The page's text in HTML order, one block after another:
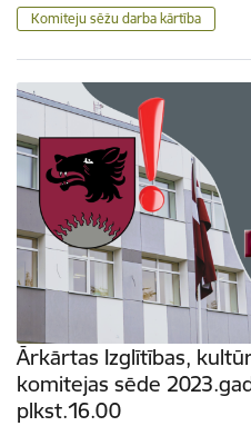
Komiteju sēžu darba kārtība
Ārkārtas Izglītības,
komitejas sēde
plkst.16.00